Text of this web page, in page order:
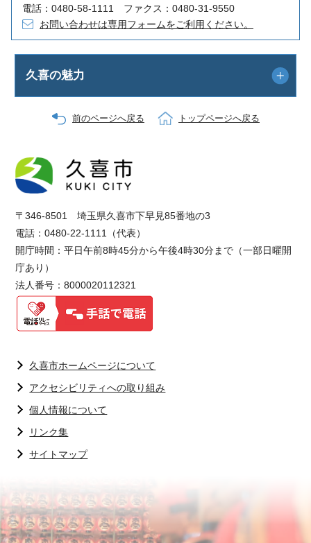
電話：0480-58-1111 ファクス：0480-31-9550
お問い合わせは専用フォームをご利用ください。
久喜の魅力
前のページへ戻る トップページへ戻る
〒346-8501 埼玉県久喜市下早見85番地の3
電話：0480-22-1111（代表）
開庁時間：平日午前8時45分から午後4時30分まで（一部日曜開
庁あり）
法人番号：8000020112321
久喜市ホームページについて
アクセシビリティへの取り組み
個人情報について
リンク集
サイトマップ